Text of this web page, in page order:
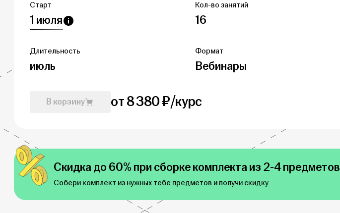
Старт
1 июля
Кол-во занятий
16
Длительность
июль
Формат
Вебинары
В корзину от 8 380 ₽/курс
Скидка до 60% при сборке комплекта из 2-4 предметов
Собери комплект из нужных тебе предметов и получи скидку